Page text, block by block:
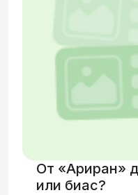
От «Ариран»
или биас?